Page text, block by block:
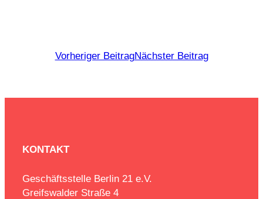
Vorheriger BeitragNächster Beitrag
KONTAKT
Geschäftsstelle Berlin 21 e.V.
Greifswalder Straße 4